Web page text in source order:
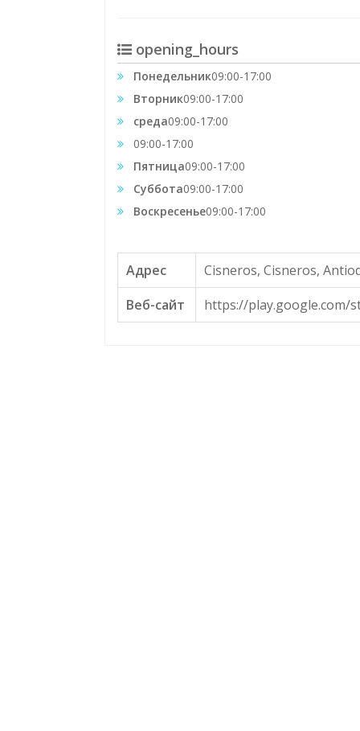
opening_hours
Понедельник09:00-17:00
Вторник09:00-17:00
среда09:00-17:00
09:00-17:00
Пятница09:00-17:00
Суббота09:00-17:00
Воскресенье09:00-17:00
Адрес
Cisneros, Cisneros,
Веб-сайт
https://play.google.com/